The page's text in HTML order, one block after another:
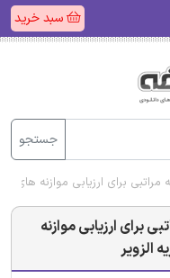
سبد خرید
جستجو
برای ارزیابی موازنه های
برای ارزیابی موازنه
الزویر